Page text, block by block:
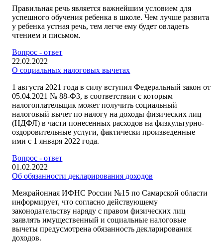
Правильная речь является важнейшим условием для
успешного обучения ребенка в школе. Чем лучше развита
у ребенка устная речь, тем легче ему будет овладеть
чтением и письмом.
Вопрос - ответ
22.02.2022
О социальных налоговых вычетах
1 августа 2021 года в силу вступил Федеральный закон от
05.04.2021 № 88-ФЗ, в соответствии с которым
налогоплательщик может получить социальный
налоговый вычет по налогу на доходы физических лиц
(НДФЛ) в части понесенных расходов на физкультурно-
оздоровительные услуги, фактически произведенные
ими с 1 января 2022 года.
Вопрос - ответ
01.02.2022
Об обязанности декларирования доходов
Межрайонная ИФНС России №15 по Самарской области
информирует, что согласно действующему
законодательству наряду с правом физических лиц
заявлять имущественный и социальные налоговые
вычеты предусмотрена обязанность декларирования
доходов.